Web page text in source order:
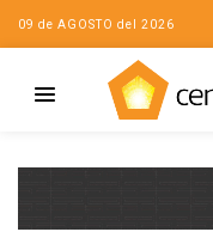
09 de AGOSTO del 2026